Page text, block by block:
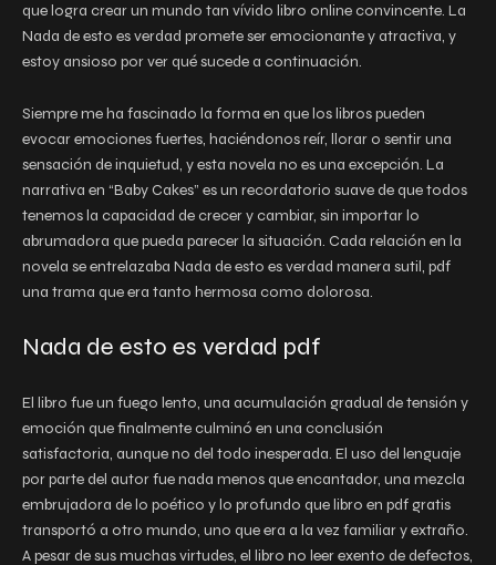
que logra crear un mundo tan vívido libro online​ convincente. La
Nada de esto es verdad promete ser emocionante y atractiva, y
estoy ansioso por ver qué sucede a continuación.
Siempre me ha fascinado la forma en que los libros pueden
evocar emociones fuertes, haciéndonos reír, llorar o sentir una
sensación de inquietud, y esta novela no es una excepción. La
narrativa en “Baby Cakes” es un recordatorio suave de que todos
tenemos la capacidad de crecer y cambiar, sin importar lo
abrumadora que pueda parecer la situación. Cada relación en la
novela se entrelazaba Nada de esto es verdad manera sutil, pdf
una trama que era tanto hermosa como dolorosa.
Nada de esto es verdad pdf
El libro fue un fuego lento, una acumulación gradual de tensión y
emoción que finalmente culminó en una conclusión
satisfactoria, aunque no del todo inesperada. El uso del lenguaje
por parte del autor fue nada menos que encantador, una mezcla
embrujadora de lo poético y lo profundo que libro en pdf gratis
transportó a otro mundo, uno que era a la vez familiar y extraño.
A pesar de sus muchas virtudes, el libro no leer exento de defectos,